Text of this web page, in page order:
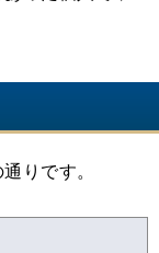
りです。